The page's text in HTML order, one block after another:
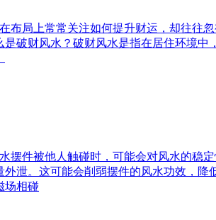
布局上常常关注如何提升财运，却往往
破财风水？破财风水是指在居住环境中
件被他人触碰时，可能会对风水的稳定
泄。这可能会削弱摆件的风水功效，降
场相碰